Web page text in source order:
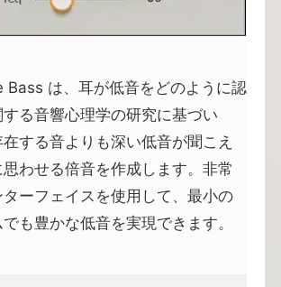
Bass は、耳が低音をどのように認
る音響心理学の研究に基づい
する音よりも深い低音が聞こえ
わせる倍音を作成します。非常
ーフェイスを使用して、最小の
も豊かな低音を実現できます。